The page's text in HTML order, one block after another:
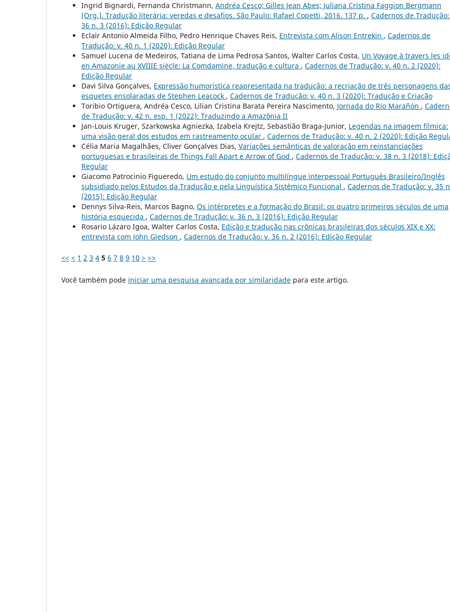
Ingrid Bignardi, Fernanda Christmann, Andréa Cesco; Gilles Jean Abes; Juliana Cristina Faggion Bergmann
(Org.). Tradução literária: veredas e desafios. São Paulo: Rafael Copetti, 2016. 137 p. , Cadernos de
36 n. 3 (2016): Edição Regular
Eclair Antonio Almeida Filho, Pedro Henrique Chaves Reis, Entrevista com Alison Entrekin , Cadernos de
Tradução: v. 40 n. 1 (2020): Edição Regular
Samuel Lucena de Medeiros, Tatiana de Lima Pedrosa Santos, Walter Carlos Costa, Un Voyage à travers les
en Amazonie au XVIIIE siècle: La Comdamine, tradução e cultura , Cadernos de Tradução: v. 40 n. 2 (2020):
Edição Regular
Davi Silva Gonçalves, Expressão humorística reapresentada na tradução: a recriação de três personagens
esquetes ensolaradas de Stephen Leacock , Cadernos de Tradução: v. 40 n. 3 (2020): Tradução e Criação
Toribio Ortiguera, Andréa Cesco, Lilian Cristina Barata Pereira Nascimento, Jornada do Rio Marañón ,
de Tradução: v. 42 n. esp. 1 (2022): Traduzindo a Amazônia II
Jan-Louis Kruger, Szarkowska Agniezka, Izabela Krejtz, Sebastião Braga-Junior, Legendas na imagem fílmica:
uma visão geral dos estudos em rastreamento ocular , Cadernos de Tradução: v. 40 n. 2 (2020): Edição
Célia Maria Magalhães, Cliver Gonçalves Dias, Variações semânticas de valoração em reinstanciações
portuguesas e brasileiras de Things Fall Apart e Arrow of God , Cadernos de Tradução: v. 38 n. 3 (2018):
Regular
Giacomo Patrocinio Figueredo, Um estudo do conjunto multilíngue interpessoal Português Brasileiro/Inglês
subsidiado pelos Estudos da Tradução e pela Linguística Sistêmico Funcional , Cadernos de Tradução: v. 35
(2015): Edição Regular
Dennys Silva-Reis, Marcos Bagno, Os intérpretes e a formação do Brasil: os quatro primeiros séculos de uma
história esquecida , Cadernos de Tradução: v. 36 n. 3 (2016): Edição Regular
Rosario Lázaro Igoa, Walter Carlos Costa, Edição e tradução nas crônicas brasileiras dos séculos XIX e XX:
entrevista com John Gledson , Cadernos de Tradução: v. 36 n. 2 (2016): Edição Regular
<< < 1 2 3 4 5 6 7 8 9 10 > >>
Você também pode iniciar uma pesquisa avançada por similaridade para este artigo.